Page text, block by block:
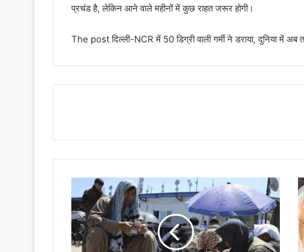
प्रचंड है, लेकिन आने वाले महीनों में कुछ राहत जरूर होगी।
The post दिल्ली-NCR में 50 डिग्री वाली गर्मी ने डराया, दुनिया में